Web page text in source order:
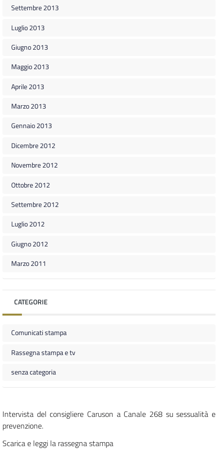
Settembre 2013
Luglio 2013
Giugno 2013
Maggio 2013
Aprile 2013
Marzo 2013
Gennaio 2013
Dicembre 2012
Novembre 2012
Ottobre 2012
Settembre 2012
Luglio 2012
Giugno 2012
Marzo 2011
CATEGORIE
Comunicati stampa
Rassegna stampa e tv
senza categoria
Intervista del consigliere Caruson a Canale 268 su sessualità e
prevenzione.
Scarica e leggi la rassegna stampa